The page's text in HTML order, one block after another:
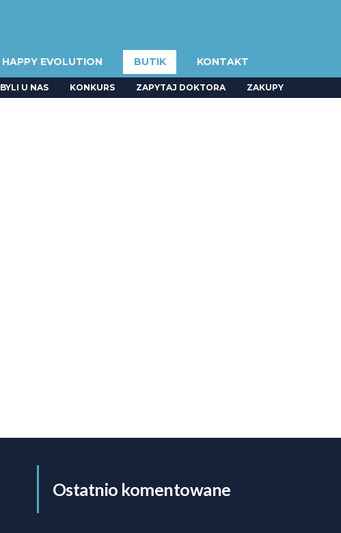
HAPPY EVOLUTION BUTIK KONTAKT
BYLI U NAS KONKURS ZAPYTAJ DOKTORA ZAKUPY
Ostatnio komentowane